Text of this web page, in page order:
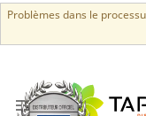
Problèmes dans le
